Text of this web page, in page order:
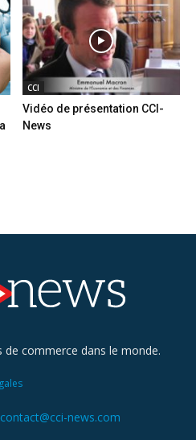
CCI
Vidéo de présentation CCI-
News
de commerce dans le monde.
contact@cci-news.com